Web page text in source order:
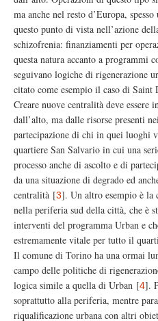
ma anche nel resto d’Europa,
questo punto di vista nell’azione
schizofrenia: finanziamenti per
questa natura accanto a programmi
seguivano logiche di rigenerazione
citato come esempio il caso di Saint
Creare nuove centralità deve essere
dall’alto, ma dalle risorse presenti
partecipazione di chi in quei luoghi
quartiere San Salvario in cui una
processo anche di ascolto e di
da una situazione di degrado ed
centralità [3]. Un altro esempio è la
nella periferia sud della città, che è
interventi del programma Urban e
estremamente vitale per tutto il
Il comune di Torino ha una ormai
campo delle politiche di
logica simile a quella di Urban [4].
soprattutto alla periferia, mentre
riqualificazione urbana con altri